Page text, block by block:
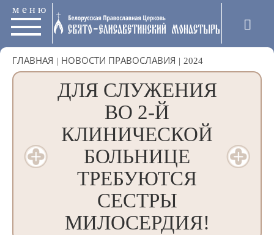
меню
ГЛАВНАЯ | НОВОСТИ ПРАВОСЛАВИЯ | 2024
ДЛЯ СЛУЖЕНИЯ
ВО 2-Й
КЛИНИЧЕСКОЙ
БОЛЬНИЦЕ
ТРЕБУЮТСЯ
СЕСТРЫ
МИЛОСЕРДИЯ!